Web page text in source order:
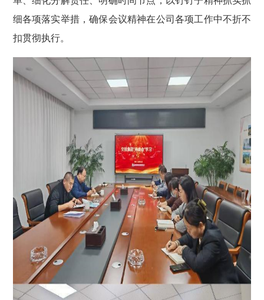
细各项落实举措，确保会议精神在公司各项工作中不折不
扣贯彻执行。